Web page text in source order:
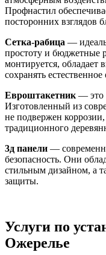
Профнастил
посторонних взглядов
Сетка-рабица —
простоту и бюджетные
монтируется, обладает
сохранять
Евроштакетник — это
Изготовленный из
не подвержен
традиционного
3д панели —
безопасность. Они
стильным дизайном, а
защиты.
Услуги по
Ожерелье